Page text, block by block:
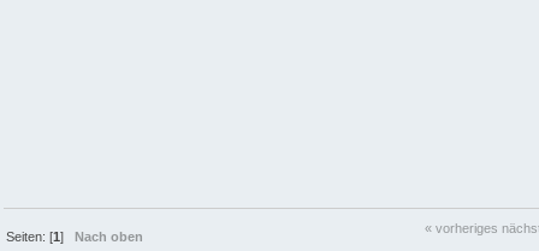
Seiten: [1]Nach oben
« vorheriges